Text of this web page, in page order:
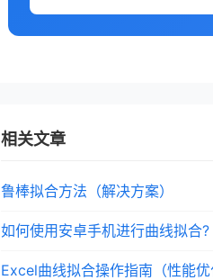
相关文章
鲁棒拟合方法（解决方案）
如何使用安卓手机进行曲线拟合?
Excel曲线拟合操作指南（性能优